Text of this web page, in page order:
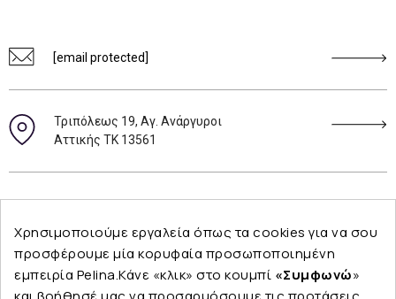
[email protected]
Τριπόλεως 19, Αγ. Ανάργυροι
Αττικής ΤΚ 13561
Χρησιμοποιούμε εργαλεία όπως τα cookies για να σου
προσφέρουμε μία κορυφαία προσωποποιημένη
εμπειρία Pelina.Κάνε «κλικ» στο κουμπί «Συμφωνώ»